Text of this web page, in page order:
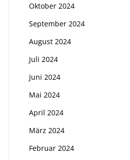
Oktober 2024
September 2024
August 2024
Juli 2024
Juni 2024
Mai 2024
April 2024
März 2024
Februar 2024